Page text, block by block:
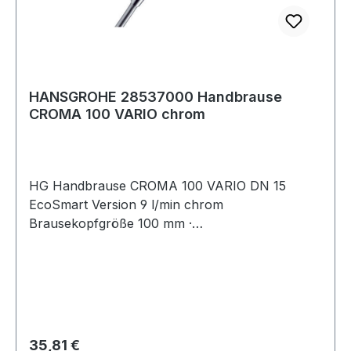
HANSGROHE 28537000 Handbrause
CROMA 100 VARIO chrom
HG Handbrause CROMA 100 VARIO DN 15
EcoSmart Version 9 l/min chrom
Brausekopfgröße 100 mm ·
Schmutzfan
Regulärer Preis:
35,81 €